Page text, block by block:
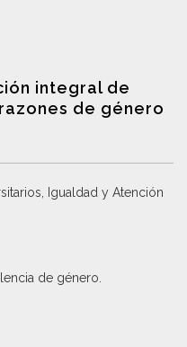
integral de
de género
Igualdad y Atención
de género